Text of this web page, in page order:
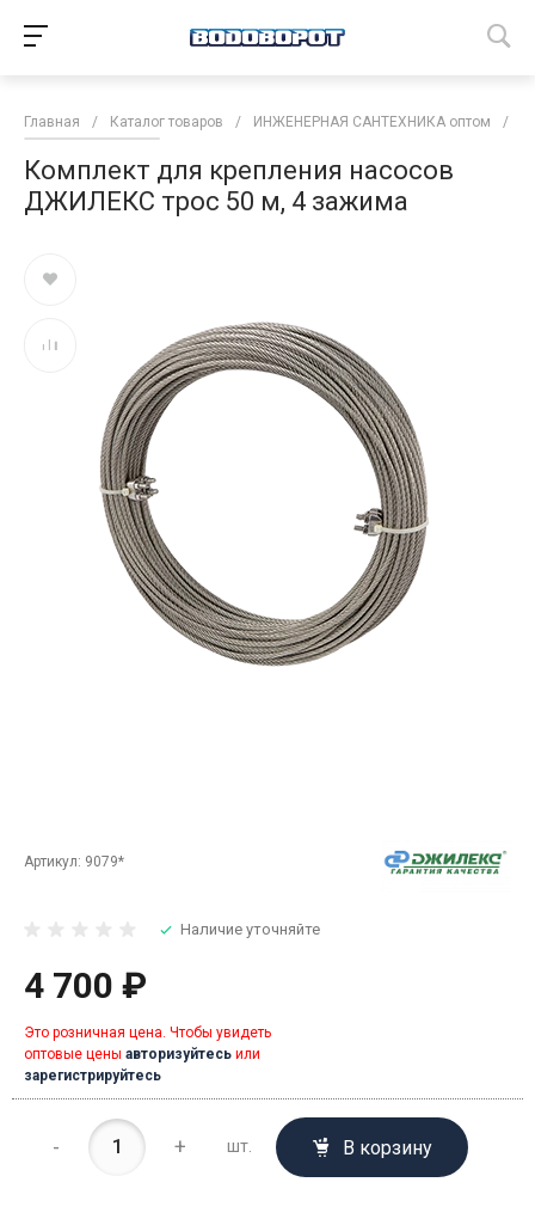
Главная / Каталог товаров / ИНЖЕНЕРНАЯ САНТЕХНИКА оптом /
Комплект для крепления насосов
ДЖИЛЕКС трос 50 м, 4 зажима
Артикул: 9079*
Наличие уточняйте
4 700 ₽
Это розничная цена. Чтобы увидеть
оптовые цены авторизуйтесь или
зарегистрируйтесь
- + шт. В корзину